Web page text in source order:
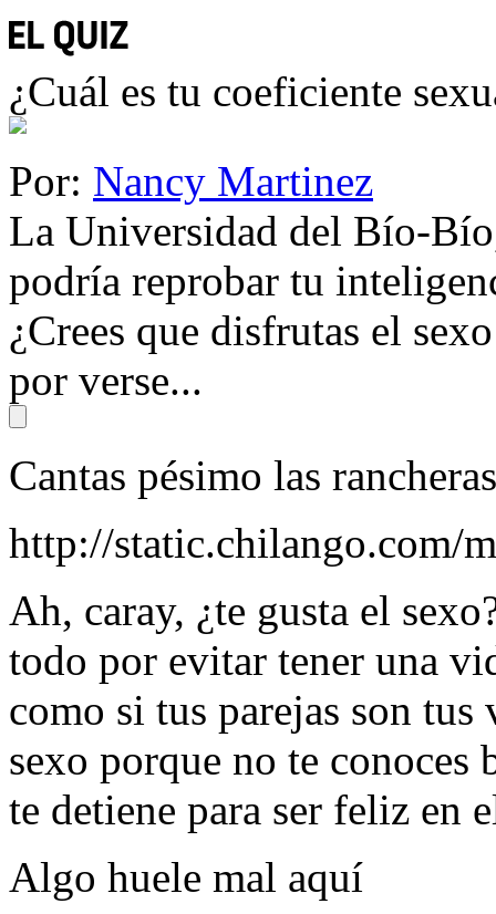
¿Cuál es tu coeficiente
Por: Nancy Martinez
La Universidad del Bío-
podría reprobar tu
¿Crees que disfrutas el
por verse...
Cantas pésimo las rancheras
http://static.chilango.com/
Ah, caray, ¿te gusta el
todo por evitar tener una
como si tus parejas son
sexo porque no te
te detiene para ser feliz en
Algo huele mal aquí